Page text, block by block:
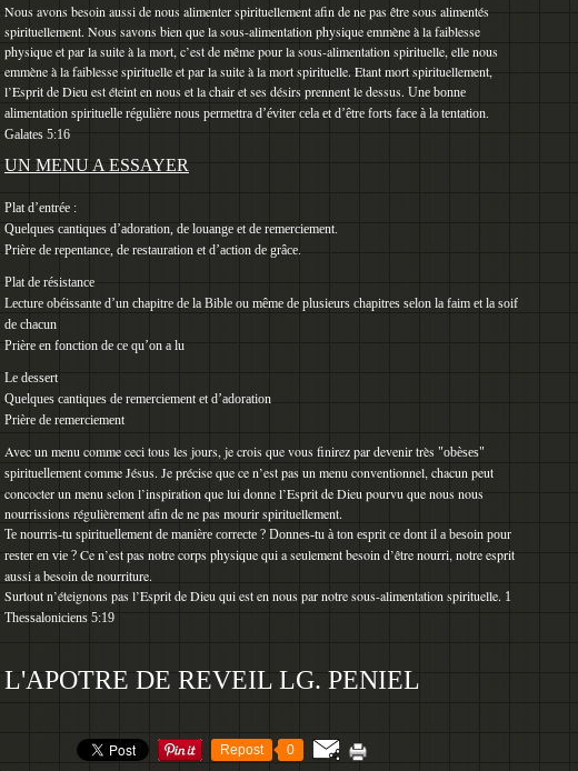
Nous avons besoin aussi de nous alimenter spirituellement afin de ne pas être sous alimentés
spirituellement. Nous savons bien que la sous-alimentation physique emmène à la faiblesse
physique et par la suite à la mort, c’est de même pour la sous-alimentation spirituelle, elle nous
emmène à la faiblesse spirituelle et par la suite à la mort spirituelle. Etant mort spirituellement,
l’Esprit de Dieu est éteint en nous et la chair et ses désirs prennent le dessus. Une bonne
alimentation spirituelle régulière nous permettra d’éviter cela et d’être forts face à la tentation.
Galates 5:16
UN MENU A ESSAYER
Plat d’entrée :
Quelques cantiques d’adoration, de louange et de remerciement.
Prière de repentance, de restauration et d’action de grâce.
Plat de résistance
Lecture obéissante d’un chapitre de la Bible ou même de plusieurs chapitres selon la faim et la soif
de chacun
Prière en fonction de ce qu’on a lu
Le dessert
Quelques cantiques de remerciement et d’adoration
Prière de remerciement
Avec un menu comme ceci tous les jours, je crois que vous finirez par devenir très "obèses"
spirituellement comme Jésus. Je précise que ce n’est pas un menu conventionnel, chacun peut
concocter un menu selon l’inspiration que lui donne l’Esprit de Dieu pourvu que nous nous
nourrissions régulièrement afin de ne pas mourir spirituellement.
Te nourris-tu spirituellement de manière correcte ? Donnes-tu à ton esprit ce dont il a besoin pour
rester en vie ? Ce n’est pas notre corps physique qui a seulement besoin d’être nourri, notre esprit
aussi a besoin de nourriture.
Surtout n’éteignons pas l’Esprit de Dieu qui est en nous par notre sous-alimentation spirituelle. 1
Thessaloniciens 5:19
L'APOTRE DE REVEIL LG. PENIEL
Repost 0